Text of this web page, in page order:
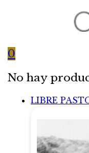
0
No hay
LIBRE